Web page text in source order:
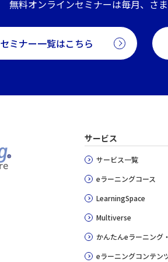
無料オンラインセミナーは毎月、さ
セミナー一覧はこちら
サービス
サービス一覧
eラーニングコース
LearningSpace
Multiverse
かんたんeラーニング
eラーニングコンテン